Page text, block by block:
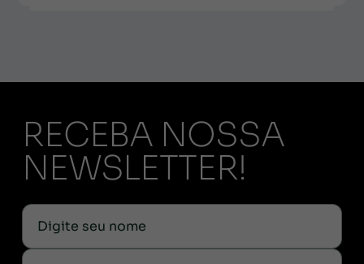
RECEBA NOSSA
NEWSLETTER!